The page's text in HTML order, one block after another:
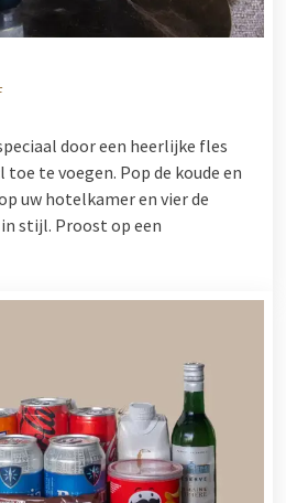
door een heerlijke fles
toe te voegen. Pop de koude en
uw hotelkamer en vier de
stijl. Proost op een